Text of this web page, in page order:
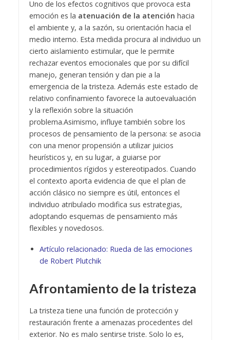
Uno de los efectos cognitivos que provoca esta
emoción es la atenuación de la atención hacia
el ambiente y, a la sazón, su orientación hacia el
medio interno. Esta medida procura al individuo un
cierto aislamiento estimular, que le permite
rechazar eventos emocionales que por su difícil
manejo, generan tensión y dan pie a la
emergencia de la tristeza. Además este estado de
relativo confinamiento favorece la autoevaluación
y la reflexión sobre la situación
problema.Asimismo, influye también sobre los
procesos de pensamiento de la persona: se asocia
con una menor propensión a utilizar juicios
heurísticos y, en su lugar, a guiarse por
procedimientos rígidos y estereotipados. Cuando
el contexto aporta evidencia de que el plan de
acción clásico no siempre es útil, entonces el
individuo atribulado modifica sus estrategias,
adoptando esquemas de pensamiento más
flexibles y novedosos.
Artículo relacionado: Rueda de las emociones
de Robert Plutchik
Afrontamiento de la tristeza
La tristeza tiene una función de protección y
restauración frente a amenazas procedentes del
exterior. No es malo sentirse triste. Solo lo es,